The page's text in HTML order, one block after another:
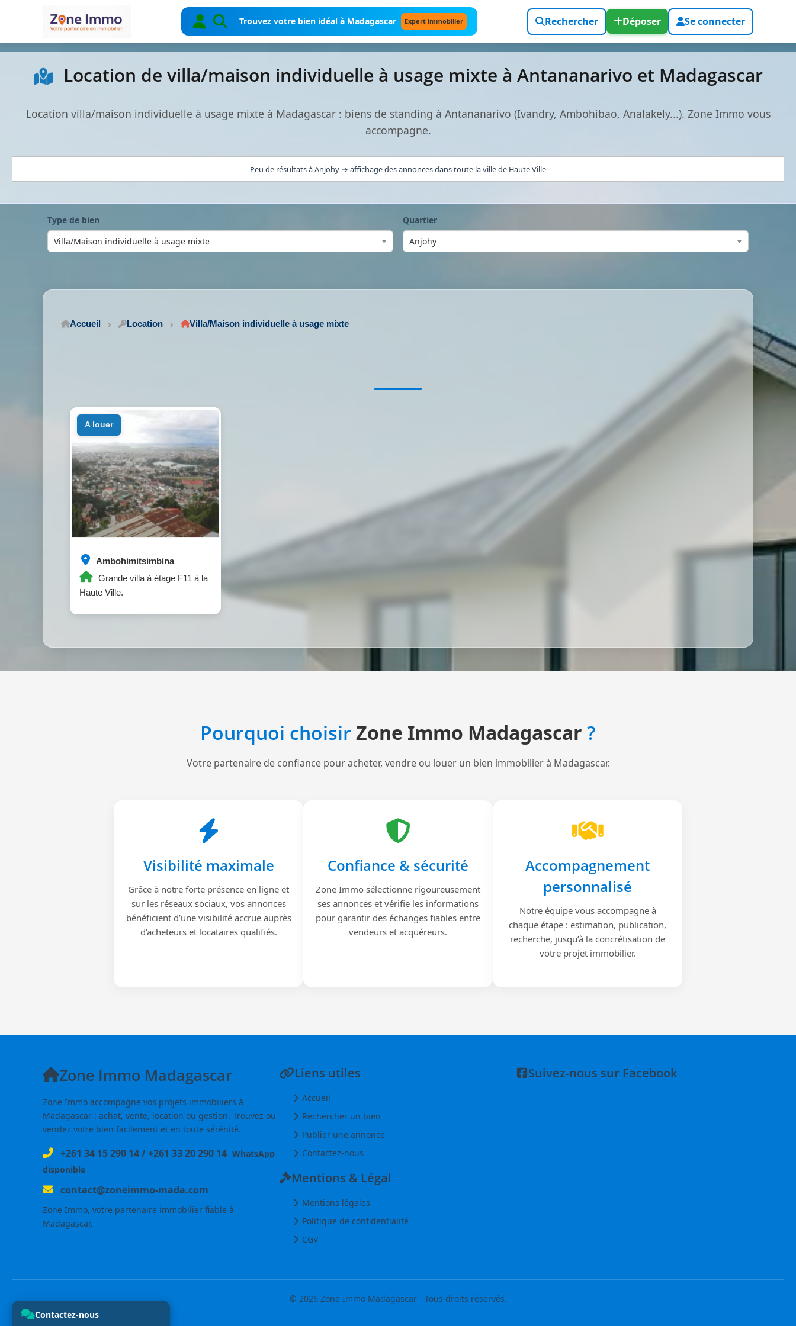
Trouvez votre bien idéal à Madagascar Expert immobilier Rechercher Déposer Se connecter
Location de villa/maison individuelle à usage mixte à Antananarivo et Madagascar
Location villa/maison individuelle à usage mixte à Madagascar : biens de standing à Antananarivo (Ivandry, Ambohibao, Analakely...). Zone Immo vous
accompagne.
Peu de résultats à Anjohy → affichage des annonces dans toute la ville de Haute Ville
Type de bien Quartier
Accueil Location Villa/Maison individuelle à usage mixte
Ambohimitsimbina
Grande villa à étage F11 à la
Haute Ville.
a louer
Pourquoi choisirZone Immo Madagascar ?
Votre partenaire de confiance pour acheter, vendre ou louer un bien immobilier à Madagascar.
Visibilité maximale
Grâce à notre forte présence en ligne et
sur les réseaux sociaux, vos annonces
bénéficient d’une visibilité accrue auprès
d’acheteurs et locataires qualifiés.
Confiance & sécurité
Zone Immo sélectionne rigoureusement
ses annonces et vérifie les informations
pour garantir des échanges fiables entre
vendeurs et acquéreurs.
Accompagnement
personnalisé
Notre équipe vous accompagne à
chaque étape : estimation, publication,
recherche, jusqu’à la concrétisation de
votre projet immobilier.
Zone Immo Madagascar
Zone Immo accompagne vos projets immobiliers à
Madagascar : achat, vente, location ou gestion. Trouvez ou
vendez votre bien facilement et en toute sérénité.
+261 34 15 290 14/+261 33 20 290 14 WhatsApp
disponible
contact@zoneimmo-mada.com
Zone Immo, votre partenaire immobilier fiable à
Madagascar.
Liens utiles
Accueil
Rechercher un bien
Publier une annonce
Contactez-nous
Mentions & Légal
Mentions légales
Politique de confidentialité
CGV
Suivez-nous sur Facebook
© 2026 Zone Immo Madagascar - Tous droits réservés.
Contactez-nous